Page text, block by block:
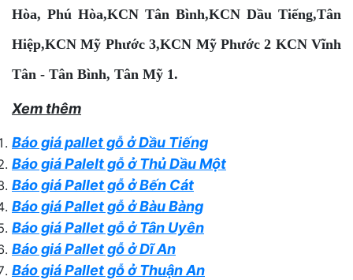
Hòa, Phú Hòa,KCN Tân Bình,KCN Dầu Tiếng,Tân
Hiệp,KCN Mỹ Phước 3,KCN Mỹ Phước 2 KCN Vĩnh
Tân - Tân Bình, Tân Mỹ 1.
Xem thêm
Báo giá pallet gỗ ở Dầu Tiếng
Báo giá Palelt gỗ ở Thủ Dầu Một
Báo giá Pallet gỗ ở Bến Cát
Báo giá Pallet gỗ ở Bàu Bàng
Báo giá Pallet gỗ ở Tân Uyên
Báo giá Pallet gỗ ở Dĩ An
Báo giá Pallet gỗ ở Thuận An